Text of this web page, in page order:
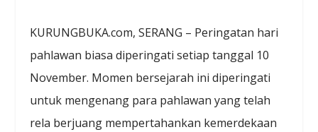
KURUNGBUKA.com, SERANG – Peringatan hari
pahlawan biasa diperingati setiap tanggal 10
November. Momen bersejarah ini diperingati
untuk mengenang para pahlawan yang telah
rela berjuang mempertahankan kemerdekaan